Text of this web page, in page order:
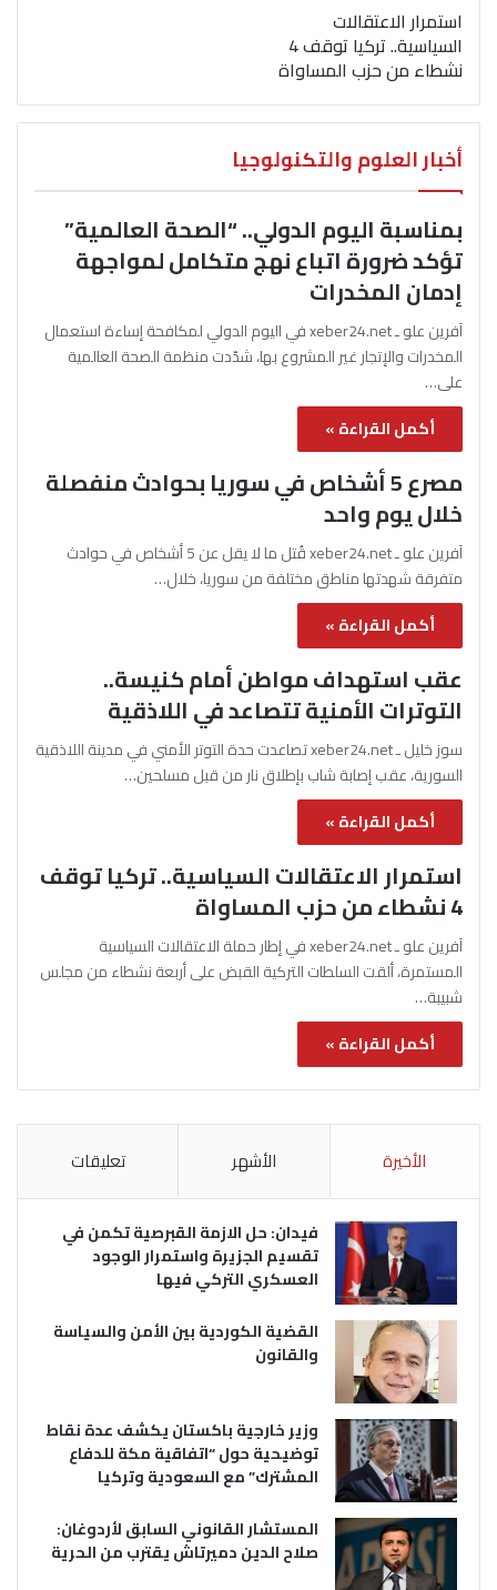
استمرار الاعتقالات
السياسية.. تركيا توقف 4
نشطاء من حزب المساواة
أخبار العلوم والتكنولوجيا
بمناسبة اليوم الدولي.. “الصحة العالمية”
تؤكد ضرورة اتباع نهج متكامل لمواجهة
إدمان المخدرات
آفرين علو ـ xeber24.net في اليوم الدولي لمكافحة إساءة استعمال
المخدرات والإتجار غير المشروع بها، شدّدت منظمة الصحة العالمية
على…
أكمل القراءة »
مصرع 5 أشخاص في سوريا بحوادث منفصلة
خلال يوم واحد
آفرين علو ـ xeber24.net قُتل ما لا يقل عن 5 أشخاص في حوادث
متفرقة شهدتها مناطق مختلفة من سوريا، خلال…
أكمل القراءة »
عقب استهداف مواطن أمام كنيسة..
التوترات الأمنية تتصاعد في اللاذقية
سوز خليل ـ xeber24.net تصاعدت حدة التوتر الأمني في مدينة اللاذقية
السورية، عقب إصابة شاب بإطلاق نار من قبل مسلحين…
أكمل القراءة »
استمرار الاعتقالات السياسية.. تركيا توقف
4 نشطاء من حزب المساواة
آفرين علو ـ xeber24.net في إطار حملة الاعتقالات السياسية
المستمرة، ألقت السلطات التركية القبض على أربعة نشطاء من مجلس
شبيبة…
أكمل القراءة »
الأخيرة الأشهر تعليقات
فيدان: حل الازمة القبرصية تكمن في
تقسيم الجزيرة واستمرار الوجود
العسكري التركي فيها
القضية الكوردية بين الأمن والسياسة
والقانون
وزير خارجية باكستان يكشف عدة نقاط
توضيحية حول “اتفاقية مكة للدفاع
المشترك” مع السعودية وتركيا
المستشار القانوني السابق لأردوغان:
صلاح الدين دميرتاش يقترب من الحرية